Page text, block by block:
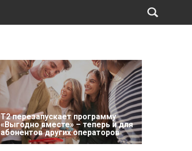
Т2 перезапускает программу
«Выгодно вместе» – теперь и для
абонентов других операторов